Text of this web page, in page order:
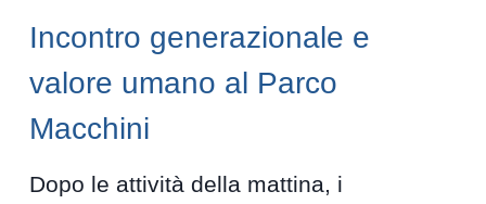
Incontro generazionale e
valore umano al Parco
Macchini
Dopo le attività della mattina, i